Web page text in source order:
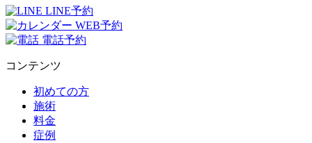
LINE予約
WEB予約
電話予約
コンテンツ
初めての方
施術
料金
症例